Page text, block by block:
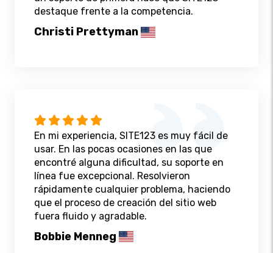
destaque frente a la competencia.
Christi Prettyman
En mi experiencia, SITE123 es muy fácil de
usar. En las pocas ocasiones en las que
encontré alguna dificultad, su soporte en
línea fue excepcional. Resolvieron
rápidamente cualquier problema, haciendo
que el proceso de creación del sitio web
fuera fluido y agradable.
Bobbie Menneg